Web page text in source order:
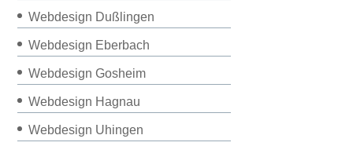
Webdesign Dußlingen
Webdesign Eberbach
Webdesign Gosheim
Webdesign Hagnau
Webdesign Uhingen